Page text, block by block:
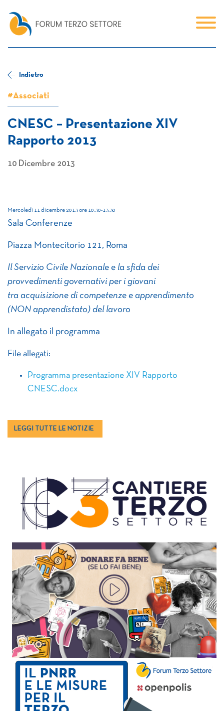
Indietro
#Associati
CNESC – Presentazione XIV
Rapporto 2013
10 Dicembre 2013
Mercoledì 11 dicembre 2013 ore 10.30-13.30
Sala Conferenze
Piazza Montecitorio 121, Roma
Il Servizio Civile Nazionale e la sfida dei
provvedimenti governativi per i giovani
tra acquisizione di competenze e apprendimento
(NON apprendistato) del lavoro
In allegato il programma
File allegati:
Programma presentazione XIV Rapporto
CNESC.docx
LEGGI TUTTE LE NOTIZIE